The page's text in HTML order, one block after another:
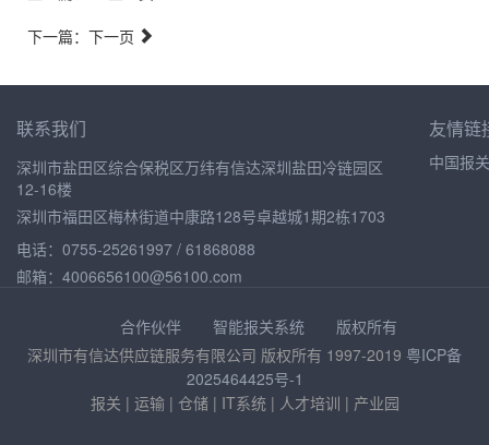
下一篇：下一页
联系我们
深圳市盐田区综合保税区万纬有信达深圳盐田冷链园区
12-16楼
深圳市福田区梅林街道中康路128号卓越城1期2栋1703
电话：0755-25261997 / 61868088
邮箱：4006656100@56100.com
友情链
中国报
合作伙伴 智能报关系统
版权所有
深圳市有信达供应链服务有限公司 版权所有 1997-2019 粤ICP备
2025464425号-1
报关 | 运输 | 仓储 | IT系统 | 人才培训 | 产业园